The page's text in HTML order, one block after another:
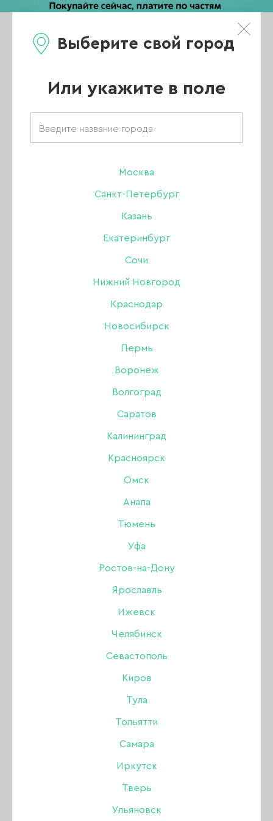
Выберите свой город
Или укажите в поле
Москва
Санкт-Петербург
Казань
Екатеринбург
Сочи
Нижний Новгород
Краснодар
Новосибирск
Пермь
Воронеж
Волгоград
Саратов
Калининград
Красноярск
Омск
Анапа
Тюмень
Уфа
Ростов-на-Дону
Ярославль
Ижевск
Челябинск
Севастополь
Киров
Тула
Тольятти
Самара
Иркутск
Тверь
Ульяновск
Каталог
Главная/
Каталог/
Amokey гели/
однофазный Rainbow
MODELING GEL RAINBOW — моделирующий